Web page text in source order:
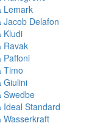
Lemark
Delafon
Kludi
Ravak
Timo
Giulini
Swedbe
Standard